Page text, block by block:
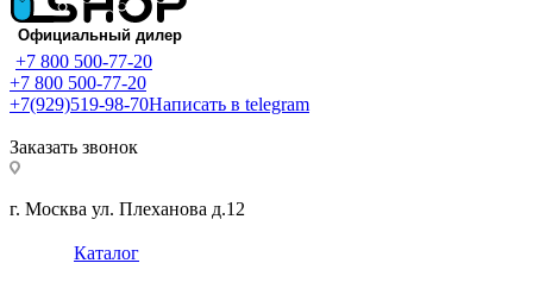
+7 800 500-77-20
+7 800 500-77-20
+7(929)519-98-70Написать в telegram
Заказать звонок
г. Москва ул. Плеханова д.12
Каталог